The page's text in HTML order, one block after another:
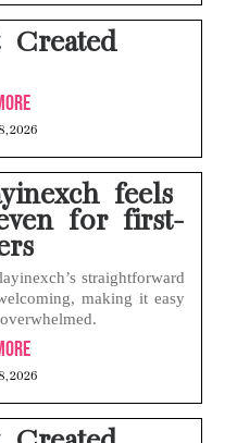
2026
feels
for first-
straightforward
making it easy
2026